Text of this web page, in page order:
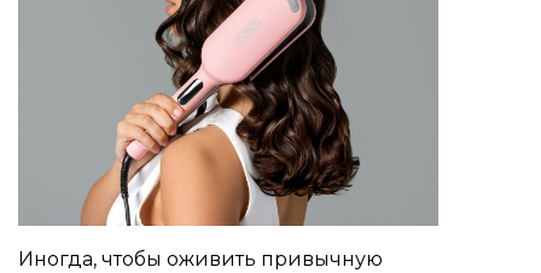
Иногда, чтобы оживить привычную